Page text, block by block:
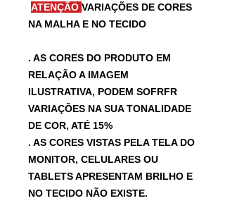
ATENÇÃO VARIAÇÕES DE CORES
NA MALHA E NO TECIDO
. AS CORES DO PRODUTO EM
RELAÇÃO A IMAGEM
ILUSTRATIVA, PODEM SOFRFR
VARIAÇÕES NA SUA TONALIDADE
DE COR, ATÉ 15%
. AS CORES VISTAS PELA TELA DO
MONITOR, CELULARES OU
TABLETS APRESENTAM BRILHO E
NO TECIDO NÃO EXISTE.